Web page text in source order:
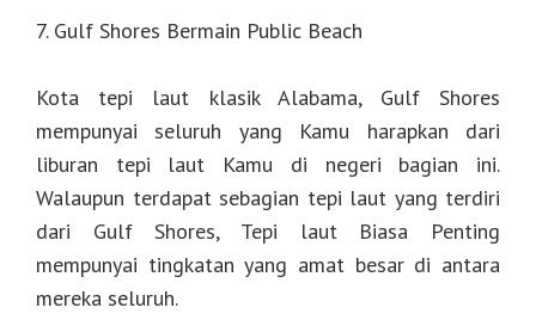
7. Gulf Shores Bermain Public Beach
Kota tepi laut klasik Alabama, Gulf Shores
mempunyai seluruh yang Kamu harapkan dari
liburan tepi laut Kamu di negeri bagian ini.
Walaupun terdapat sebagian tepi laut yang terdiri
dari Gulf Shores, Tepi laut Biasa Penting
mempunyai tingkatan yang amat besar di antara
mereka seluruh.